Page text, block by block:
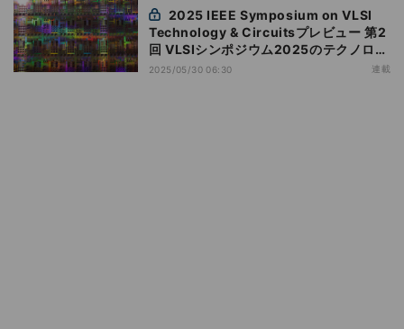
Technology & Circuitsプレビュー 第2
回 VLSIシンポジウム2025のテクノロジ
ー分野における注目論文
2025/05/30 06:30 連載